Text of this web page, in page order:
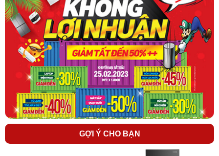
*Hình ảnh chỉ mang tính chất minh họa
Công nghệ tiết kiệm điện
- Công nghệ Smart Inverter điều chỉnh lượng điện năng hoạt động
linh hoạt, giảm hao phí năng lượng đến 36%. Đồng thời, công nghệ
này cũng giúp
tủ lạnh LGchạy êm ái, yên tĩnh, hạn chế tiếng ồn
gây khó chịu cho mọi người trong gia đình, kéo dài tuổi thọ cho sản
phẩm tối ưu.
- Nhãn năng lượng5 sao
, công suất tiêu thụ công bố theo TCVN
tương đương 0.99 kW/ngày.
GỢI Ý CHO BẠN